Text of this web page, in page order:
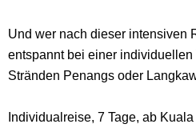
Und wer nach dieser intensiven
entspannt bei einer
Stränden Penangs oder
Individualreise, 7 Tage, ab